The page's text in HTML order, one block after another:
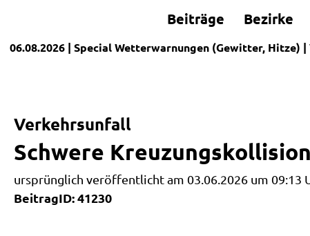
Beiträge Bezirke
06.08.2026 | SpecialWetterwarnungen (Gewitter, Hitze) |
Verkehrsunfall
Schwere
ursprünglich veröffentlicht am 03.06.2026 um 09:13
BeitragID: 41230